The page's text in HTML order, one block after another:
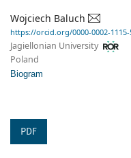
Wojciech Baluch
https://orcid.org/0000-0002-1115-
Jagiellonian University
Poland
Biogram
PDF